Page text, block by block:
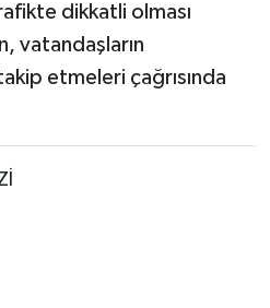
dikkatli olması
vatandaşların
etmeleri çağrısında